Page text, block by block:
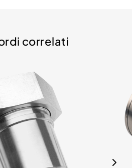
correlati